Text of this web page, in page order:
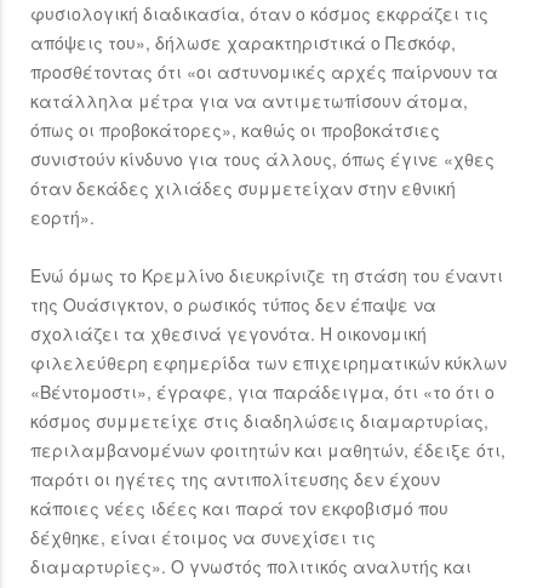
φυσιολογική διαδικασία, όταν ο κόσμος εκφράζει τις
απόψεις του», δήλωσε χαρακτηριστικά ο Πεσκόφ,
προσθέτοντας ότι «οι αστυνομικές αρχές παίρνουν τα
κατάλληλα μέτρα για να αντιμετωπίσουν άτομα,
όπως οι προβοκάτορες», καθώς οι προβοκάτσιες
συνιστούν κίνδυνο για τους άλλους, όπως έγινε «χθες
όταν δεκάδες χιλιάδες συμμετείχαν στην εθνική
εορτή».
Ενώ όμως το Κρεμλίνο διευκρίνιζε τη στάση του έναντι
της Ουάσιγκτον, ο ρωσικός τύπος δεν έπαψε να
σχολιάζει τα χθεσινά γεγονότα. Η οικονομική
φιλελεύθερη εφημερίδα των επιχειρηματικών κύκλων
«Βέντομοστι», έγραφε, για παράδειγμα, ότι «το ότι ο
κόσμος συμμετείχε στις διαδηλώσεις διαμαρτυρίας,
περιλαμβανομένων φοιτητών και μαθητών, έδειξε ότι,
παρότι οι ηγέτες της αντιπολίτευσης δεν έχουν
κάποιες νέες ιδέες και παρά τον εκφοβισμό που
δέχθηκε, είναι έτοιμος να συνεχίσει τις
διαμαρτυρίες». Ο γνωστός πολιτικός αναλυτής και